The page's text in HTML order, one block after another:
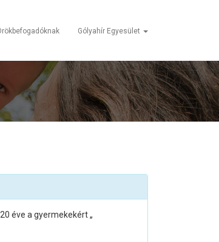
Gólyahír Egyesület
éve a gyermekekért „